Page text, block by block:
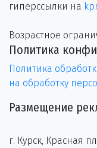
гиперссылки на
Возрастное
Политика
Политика
на обработку
Размещение
г. Курск, Красная